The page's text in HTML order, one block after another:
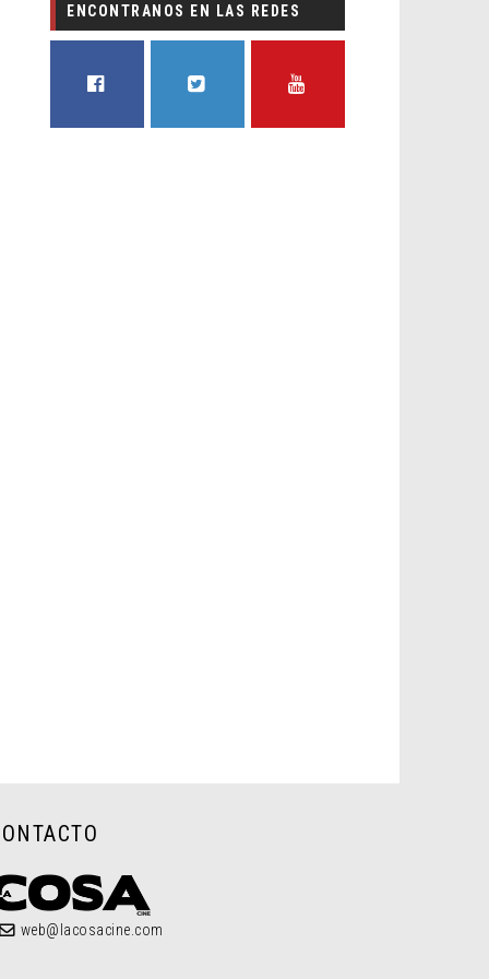
ENCONTRANOS EN LAS REDES
web@lacosacine.com